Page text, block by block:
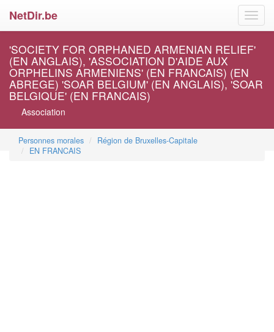
NetDir.be
'SOCIETY FOR ORPHANED ARMENIAN RELIEF'
(EN ANGLAIS), 'ASSOCIATION D'AIDE AUX
ORPHELINS ARMENIENS' (EN FRANCAIS) (EN
ABREGE) 'SOAR BELGIUM' (EN ANGLAIS), 'SOAR
BELGIQUE' (EN FRANCAIS)
Association
Personnes morales
Région de Bruxelles-Capitale
EN FRANCAIS